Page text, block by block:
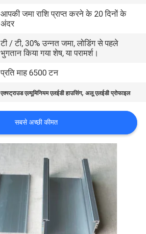
आपकी जमा राशि प्राप्त करने के 20 दिनों के
अंदर
टी / टी, 30% उन्नत जमा, लोडिंग से पहले
भुगतान किया गया शेष, या परामर्श।
प्रति माह 6500 टन
एक्स्ट्राउड एल्यूमिनियम एलईडी हाउसिंग,अलू एलईडी प्रोफाइल
सबसे अच्छी कीमत